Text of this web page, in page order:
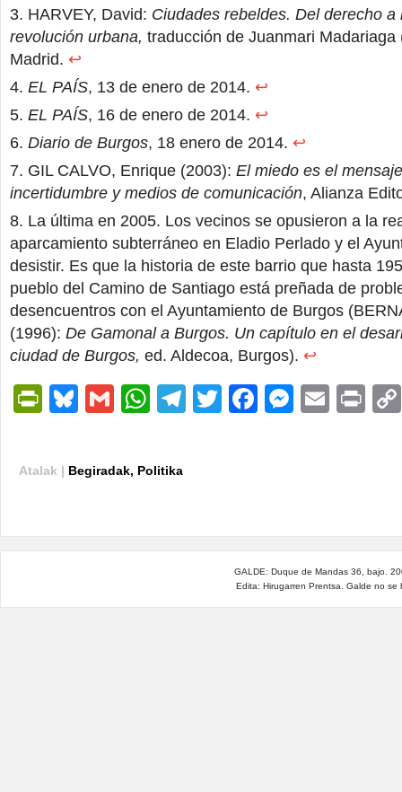
HARVEY, David: Ciudades rebeldes. Del derecho a
revolución urbana, traducción de Juanmari Madariaga
Madrid. ↩
EL PAÍS, 13 de enero de 2014. ↩
EL PAÍS, 16 de enero de 2014. ↩
Diario de Burgos, 18 enero de 2014. ↩
GIL CALVO, Enrique (2003): El miedo es el
incertidumbre y medios de comunicación, Alianza
La última en 2005. Los vecinos se opusieron a la
aparcamiento subterráneo en Eladio Perlado y el
desistir. Es que la historia de este barrio que hasta
pueblo del Camino de Santiago está preñada de
desencuentros con el Ayuntamiento de Burgos
(1996): De Gamonal a Burgos. Un capítulo en el
ciudad de Burgos, ed. Aldecoa, Burgos). ↩
PrintFriendly
Bluesky
GmailWhatsApp
Telegram
TwitterFacebook
Email
Atalak | Begiradak, Politika
GALDE: Duque de Mandas 36, bajo.
Edita: Hirugarren Prentsa. Galde no